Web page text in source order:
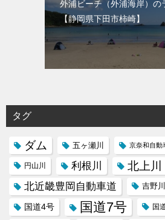
外浦ビーチ（外浦海岸）の
【静岡県下田市柿崎】
タグ
ダム 五ヶ瀬川 京奈和自動
円山川 利根川 北上川
北近畿豊岡自動車道 吉野川
国道4号 国道7号 国